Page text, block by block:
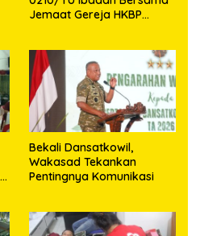
Jemaat Gereja HKBP
Bekali Dansatkowil,
Wakasad Tekankan
Pentingnya Komunikasi